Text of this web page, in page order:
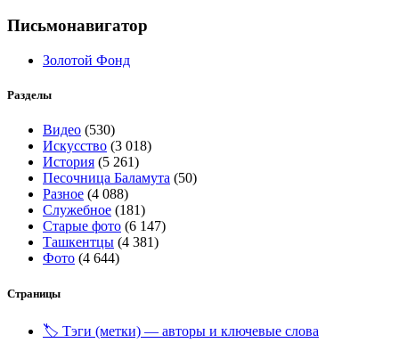
Письмонавигатор
Золотой Фонд
Разделы
Видео (530)
Искусство (3 018)
История (5 261)
Песочница Баламута (50)
Разное (4 088)
Служебное (181)
Старые фото (6 147)
Ташкентцы (4 381)
Фото (4 644)
Страницы
🏷️ Тэги (метки) — авторы и ключевые слова